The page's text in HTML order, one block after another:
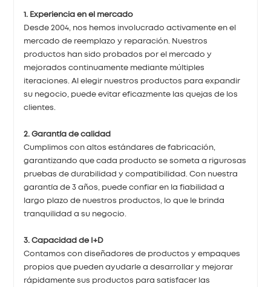
1. Experiencia en el mercado
Desde 2004, nos hemos involucrado activamente en el
mercado de reemplazo y reparación. Nuestros
productos han sido probados por el mercado y
mejorados continuamente mediante múltiples
iteraciones. Al elegir nuestros productos para expandir
su negocio, puede evitar eficazmente las quejas de los
clientes.
2. Garantía de calidad
Cumplimos con altos estándares de fabricación,
garantizando que cada producto se someta a rigurosas
pruebas de durabilidad y compatibilidad. Con nuestra
garantía de 3 años, puede confiar en la fiabilidad a
largo plazo de nuestros productos, lo que le brinda
tranquilidad a su negocio.
3. Capacidad de I+D
Contamos con diseñadores de productos y empaques
propios que pueden ayudarle a desarrollar y mejorar
rápidamente sus productos para satisfacer las